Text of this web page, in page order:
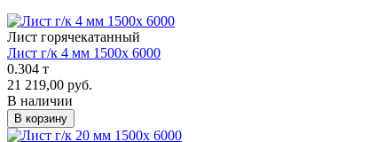
Лист горячекатанный
Лист г/к 4 мм 1500х 6000
0.304 т
21 219,00 руб.
В наличии
В корзину